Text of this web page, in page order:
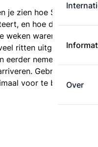
Over
je zien hoe Sprinter
en hoe de
waren. Is deze
ritten uitgevallen?
nemen als je
Gebruik de
voor te bereiden.